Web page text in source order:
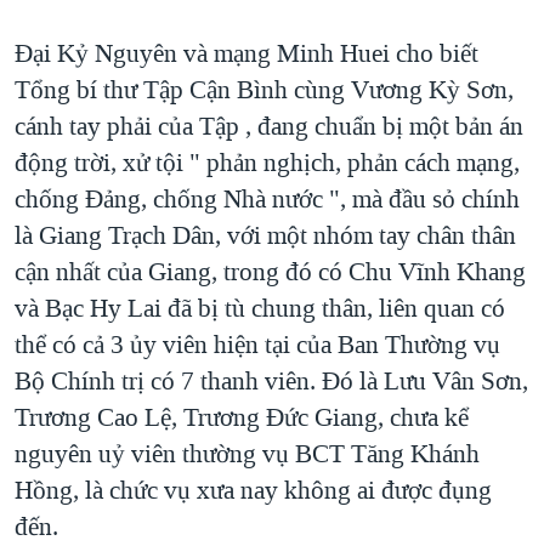
Đại Kỷ Nguyên và mạng Minh Huei cho biết
Tổng bí thư Tập Cận Bình cùng Vương Kỳ Sơn,
cánh tay phải của Tập , đang chuẩn bị một bản án
động trời, xử tội " phản nghịch, phản cách mạng,
chống Đảng, chống Nhà nước ", mà đầu sỏ chính
là Giang Trạch Dân, với một nhóm tay chân thân
cận nhất của Giang, trong đó có Chu Vĩnh Khang
và Bạc Hy Lai đã bị tù chung thân, liên quan có
thể có cả 3 ủy viên hiện tại của Ban Thường vụ
Bộ Chính trị có 7 thanh viên. Đó là Lưu Vân Sơn,
Trương Cao Lệ, Trương Đức Giang, chưa kể
nguyên uỷ viên thường vụ BCT Tăng Khánh
Hồng, là chức vụ xưa nay không ai được đụng
đến.